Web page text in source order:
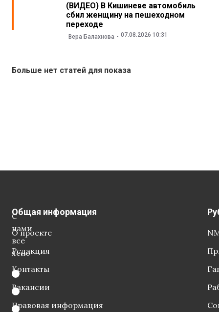
(ВИДЕО) В Кишиневе автомобиль
сбил женщину на пешеходном
переходе
Вера Балахнова 07.08.2026 10:31
Больше нет статей для показа
С
нами
все
ясно
Общая информация
О проекте
Редакция
Контакты
Вакансии
Правовая информация